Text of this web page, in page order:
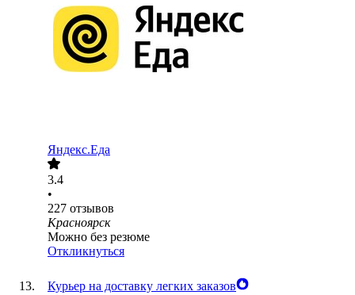
Яндекс.Еда
3.4
•
227 отзывов
Красноярск
Можно без резюме
Откликнуться
Курьер на доставку легких заказов